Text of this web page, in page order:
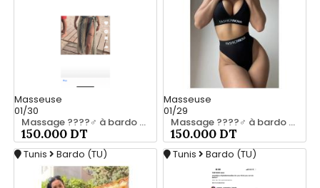
Masseuse
01/30
Massage ????‍♂️ à bardo srd 20466285
150.000 DT
Masseuse
01/29
Massage ????‍♂️ à bardo srd chez moi 55066248
150.000 DT
Tunis Bardo (TU) Tunis Bardo (TU)